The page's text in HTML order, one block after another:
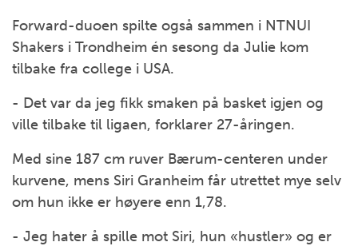
Forward-duoen spilte også sammen i NTNUI
Shakers i Trondheim én sesong da Julie kom
tilbake fra college i USA.
- Det var da jeg fikk smaken på basket igjen og
ville tilbake til ligaen, forklarer 27-åringen.
Med sine 187 cm ruver Bærum-centeren under
kurvene, mens Siri Granheim får utrettet mye selv
om hun ikke er høyere enn 1,78.
- Jeg hater å spille mot Siri, hun «hustler» og er